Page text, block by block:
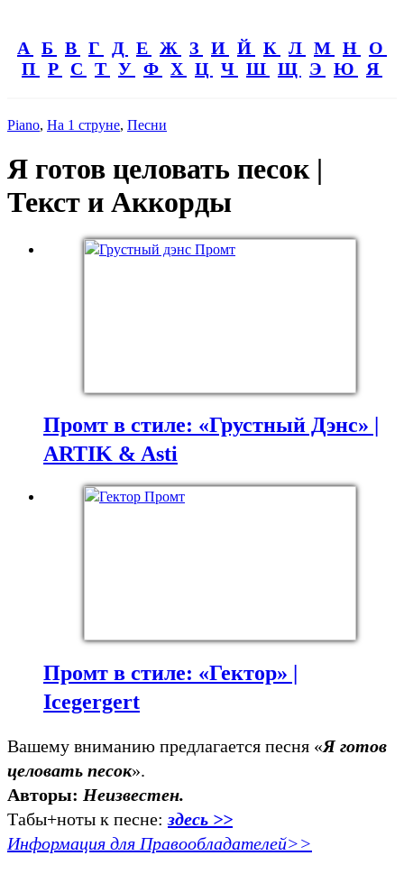
А Б В Г Д Е Ж З И Й К Л М Н
О
П Р С Т У Ф Х Ц Ч Ш Щ Э Ю Я
Piano, На 1 струне, Песни
Я готов целовать песок |
Текст и Аккорды
Промт в стиле: «Грустный Дэнс» |
ARTIK & Asti
Промт в стиле: «Гектор» |
Icegergert
Вашему вниманию предлагается песня «Я готов
целовать песок».
Авторы: Неизвестен.
Табы+ноты к песне:здесь >>
Информация для Правообладателей>>